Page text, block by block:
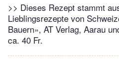
>> Dieses Rezept stammt
Lieblingsrezepte von
Bauern», AT Verlag, Aarau
ca. 40 Fr.